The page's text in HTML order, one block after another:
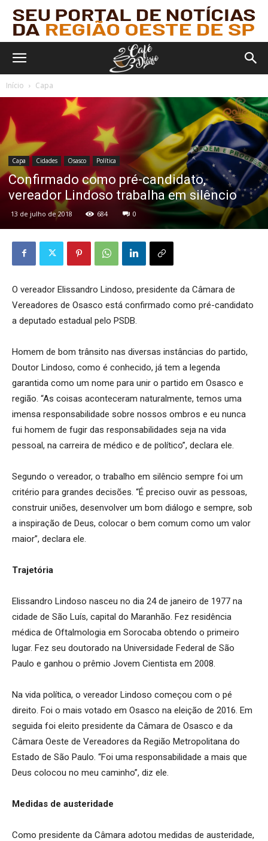
Início Capa
Capa Cidades Osasco Política
Confirmado como pré-candidato,
vereador Lindoso trabalha em silêncio
13 de julho de 2018 684 0
O vereador Elissandro Lindoso, presidente da Câmara de
Vereadores de Osasco está confirmado como pré-candidato
a deputado estadual pelo PSDB.
Homem de bom trânsito nas diversas instâncias do partido,
Doutor Lindoso, como é conhecido, já tem a legenda
garantida como um nome para unir o partido em Osasco e
região. “As coisas aconteceram naturalmente, temos uma
imensa responsabilidade sobre nossos ombros e eu nunca
fui homem de fugir das responsabilidades seja na vida
pessoal, na carreira de médico e de político”, declara ele.
Segundo o vereador, o trabalho em silêncio sempre foi um
critério para grandes decisões. “É preciso ouvir as pessoas,
construir uniões, desenvolver um bom diálogo e sempre, sob
a inspiração de Deus, colocar o bem comum como um valor
maior”, declara ele.
Trajetória
Elissandro Lindoso nasceu no dia 24 de janeiro de 1977 na
cidade de São Luís, capital do Maranhão. Fez residência
médica de Oftalmologia em Sorocaba obtendo o primeiro
lugar. Fez seu doutorado na Universidade Federal de São
Paulo e ganhou o prêmio Jovem Cientista em 2008.
Na vida política, o vereador Lindoso começou com o pé
direito. Foi o mais votado em Osasco na eleição de 2016. Em
seguida foi eleito presidente da Câmara de Osasco e da
Câmara Oeste de Vereadores da Região Metropolitana do
Estado de São Paulo. “Foi uma responsabilidade a mais que
Deus colocou no meu caminho”, diz ele.
Medidas de austeridade
Como presidente da Câmara adotou medidas de austeridade,